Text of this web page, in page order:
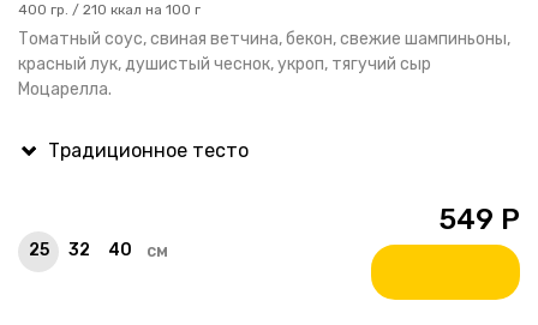
400 гр. / 210 ккал на 100 г
Томатный соус, свиная ветчина, бекон, свежие шампиньоны,
красный лук, душистый чеснок, укроп, тягучий сыр
Моцарелла.
25 32 40 см
549 Р